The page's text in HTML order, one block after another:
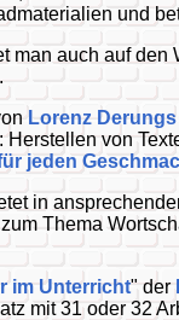
und
man auch auf den
Lorenz Derungs
Herstellen von
jeden
in
Thema
im Unterricht" der
mit 31 oder 32